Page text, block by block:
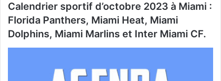
Calendrier sportif d’octobre 2023 à Miami :
Florida Panthers, Miami Heat, Miami
Dolphins, Miami Marlins et Inter Miami CF.